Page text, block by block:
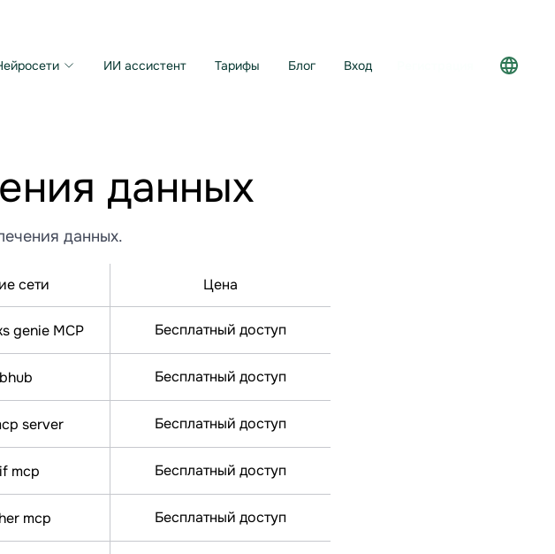
ИИ ассистент Тарифы Блог Вход
данных
данных.
сети Цена
genie MCP Бесплатный доступ
Бесплатный доступ
server Бесплатный доступ
mcp Бесплатный доступ
mcp Бесплатный доступ